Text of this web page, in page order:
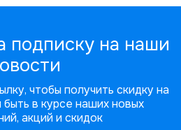
подписку на наши
чтобы получить скидку на
в курсе наших новых
акций и скидок